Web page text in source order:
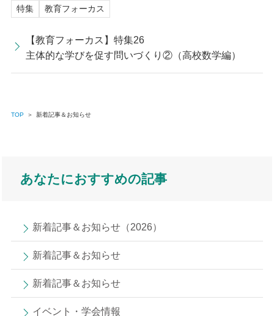
特集
教育フォーカス
【教育フォーカス】特集26
主体的な学びを促す問いづくり②（高校数学編）
TOP ＞ 新着記事＆お知らせ
あなたにおすすめの記事
新着記事＆お知らせ（2026）
新着記事＆お知らせ
新着記事＆お知らせ
イベント・学会情報